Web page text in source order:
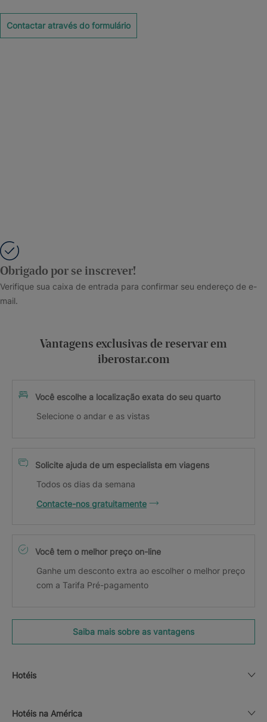
Contactar através do formulário
Obrigado por se inscrever!
Verifique sua caixa de entrada para confirmar seu endereço de e-
mail.
Vantagens exclusivas de reservar em
iberostar.com
Você escolhe a localização exata do seu quarto
Selecione o andar e as vistas
Solicite ajuda de um especialista em viagens
Todos os dias da semana
Contacte-nos gratuitamente
Você tem o melhor preço on-line
Ganhe um desconto extra ao escolher o melhor preço
com a Tarifa Pré-pagamento
Saiba mais sobre as vantagens
Hotéis
Hotéis na América